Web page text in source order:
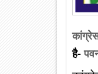
है-